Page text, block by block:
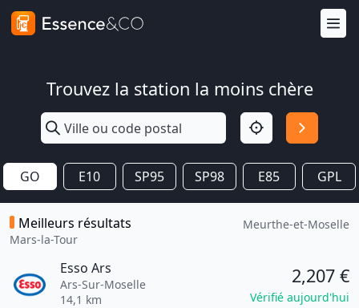
Trouvez la station la moins chère
GO E10 SP95 SP98 E85 GPL
Meilleurs résultats
Mars-la-Tour
Meurthe-et-Moselle
Esso Ars
Ars-Sur-Moselle
14,1 km
2,207 €
Vérifié aujourd'hui